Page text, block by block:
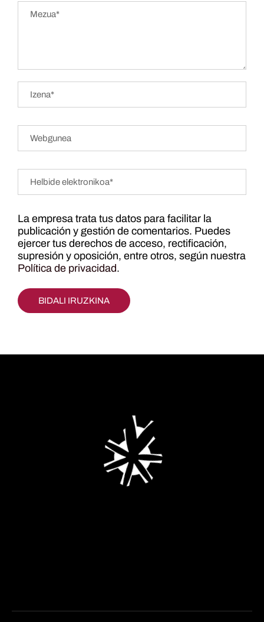
La empresa trata tus datos para facilitar la
publicación y gestión de comentarios. Puedes
ejercer tus derechos de acceso, rectificación,
supresión y oposición, entre otros, según nuestra
Política de privacidad.